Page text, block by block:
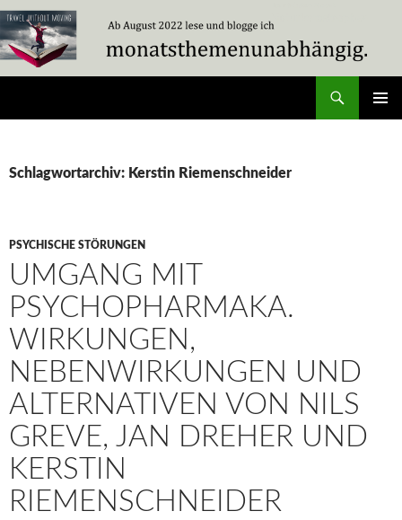
Zum
Inhalt
springen
Schlagwortarchiv: Kerstin Riemenschneider
PSYCHISCHE STÖRUNGEN
UMGANG MIT
PSYCHOPHARMAKA.
WIRKUNGEN,
NEBENWIRKUNGEN UND
ALTERNATIVEN VON NILS
GREVE, JAN DREHER UND
KERSTIN
RIEMENSCHNEIDER